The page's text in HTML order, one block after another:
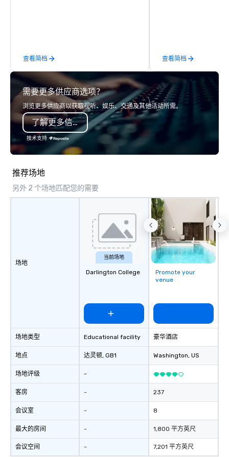
direct line of communication, and
unparalleled customer service.
查看简档
innovative events for
design. - Finally, we
to create a branded,
experience
vision and goals:
harris EVENT GROUP
important skill that is
production process
your top objectives
then delivering on
the most current
technology and our
resources in the
bring the experience
event while staying
managers o brand
design o light design o audio visual &
sound o content
theater production o production
design & management o
trade show design
international travel
查看简档
需要更多供应商选项？
浏览更多供应商以获取视听、娱乐、交通及其他活动所需。
了解更多信息
技术支持
推荐场地
另外 2 个场地匹配您的需要
场地
场地类型
地点
场地评级
客房
会议室
最大的房间
会议空间
当前场地
Darlington College
Educational facility
达灵顿, GB1
-
-
-
-
-
Promote your
venue
豪华酒店
Washington, US
237
8
1,800 平方英尺
7,201 平方英尺